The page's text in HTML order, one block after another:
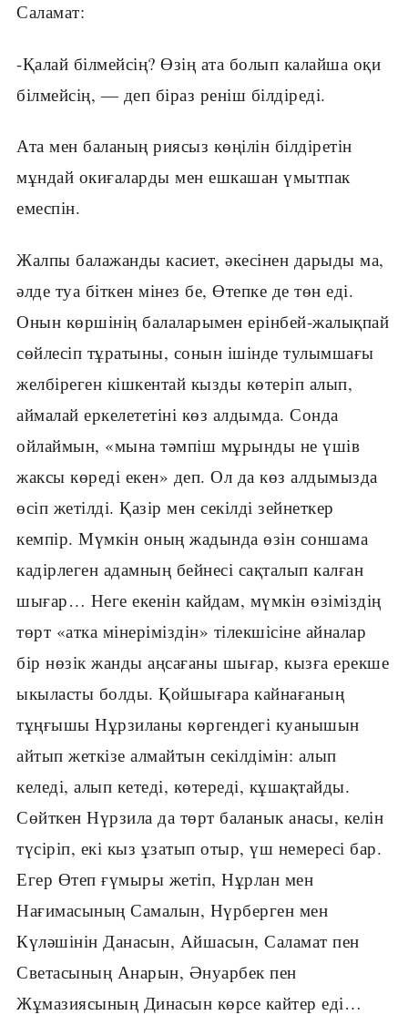
Саламат:
-Қалай білмейсің? Өзің ата болып калайша оқи
білмейсің, — деп біраз реніш білдіреді.
Ата мен баланың риясыз көңілін білдіретін
мұндай окиғаларды мен ешкашан үмытпак
емеспін.
Жалпы балажанды касиет, әкесінен дарыды ма,
әлде туа біткен мінез бе, Өтепке де төн еді.
Онын көршінің балаларымен ерінбей-жалықпай
сөйлесіп тұратыны, сонын ішінде тулымшағы
желбіреген кішкентай кызды көтеріп алып,
аймалай еркелететіні көз алдымда. Сонда
ойлаймын, «мына тәмпіш мұрынды не үшів
жаксы көреді екен» деп. Ол да көз алдымызда
өсіп жетілді. Қазір мен секілді зейнеткер
кемпір. Мүмкін оның жадында өзін соншама
кадірлеген адамның бейнесі сақталып калған
шығар… Неге екенін кайдам, мүмкін өзіміздің
төрт «атка мінеріміздін» тілекшісіне айналар
бір нөзік жанды аңсағаны шығар, кызға ерекше
ыкыласты болды. Қойшығара кайнағаның
тұңғышы Нұрзиланы көргендегі куанышын
айтып жеткізе алмайтын секілдімін: алып
келеді, алып кетеді, көтереді, кұшақтайды.
Сөйткен Нүрзила да төрт баланык анасы, келін
түсіріп, екі кыз ұзатып отыр, үш немересі бар.
Егер Өтеп ғүмыры жетіп, Нұрлан мен
Нағимасының Самалын, Нүрберген мен
Күләшінін Данасын, Айшасын, Саламат пен
Светасының Анарын, Әнуарбек пен
Жұмазиясының Динасын көрсе кайтер еді…